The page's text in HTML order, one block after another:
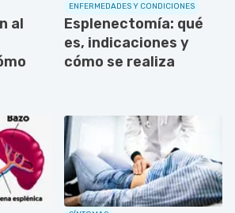
al
ENFERMEDADES Y CONDICIONES
Esplenectomía: qué
es, indicaciones y
cómo se realiza